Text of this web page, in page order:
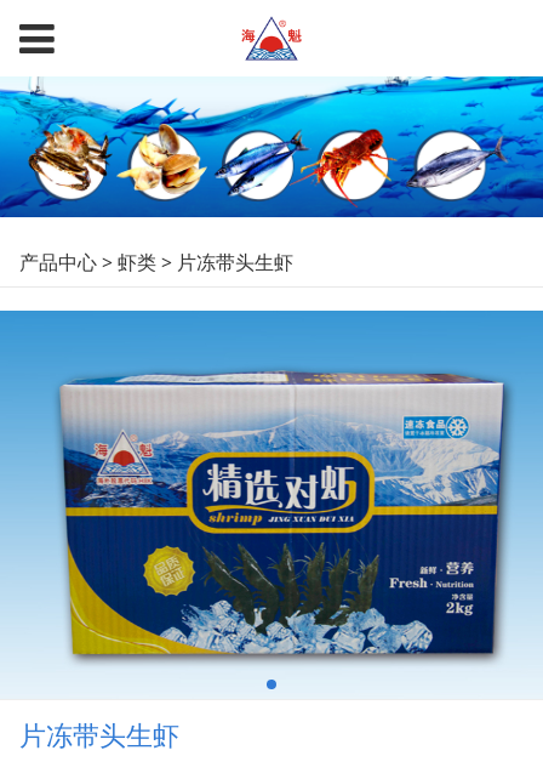
片冻带头生虾
产品中心>虾类> 片冻带头生虾
片冻带头生虾